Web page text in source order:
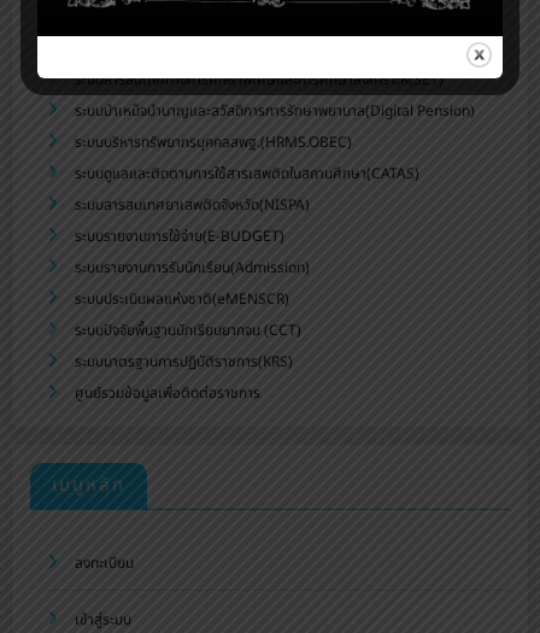
ระบบสารสนเทศทางการศึกษาพิเศษและการศึกษาสงเคราะห์(SET)
ระบบบำเหน็จบำนาญและสวัสดิการการรักษาพยาบาล(Digital Pension)
ระบบบริหารทรัพยากรบุคคลสพฐ.(HRMS.OBEC)
ระบบดูแลและติดตามการใช้สารเสพติดในสถานศึกษา(CATAS)
ระบบสารสนเทศยาเสพติดจังหวัด(NISPA)
ระบบรายงานการใช้จ่าย(E-BUDGET)
ระบบรายงานการรับนักเรียน(Admission)
ระบบประเมินผลแห่งชาติ(eMENSCR)
ระบบปัจจัยพื้นฐานนักเรียนยากจน (CCT)
ระบบมาตรฐานการปฏิบัติราชการ(KRS)
ศูนย์รวมข้อมูลเพื่อติดต่อราชการ
เมนูหลัก
ลงทะเบียน
เข้าสู่ระบบ